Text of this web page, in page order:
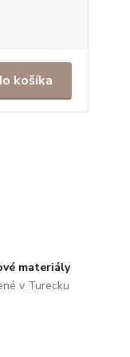
košíka
materiály
v Turecku